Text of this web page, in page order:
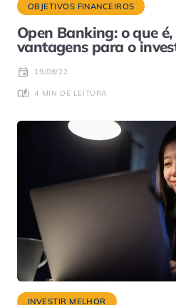
OBJETIVOS FINANCEIROS
Open Banking: o que
vantagens para o
19/08/22
4 MIN DE LEITURA
INVESTIR MELHOR